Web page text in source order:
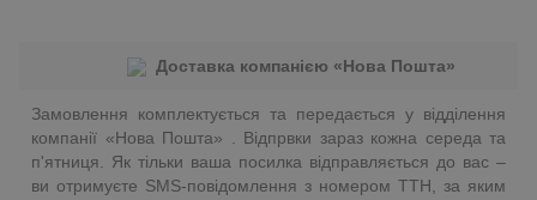
Доставка компанією «Нова Пошта»
Замовлення комплектується та передається у відділення
компанії «Нова Пошта» . Відпрвки зараз кожна середа та
п'ятниця. Як тільки ваша посилка відправляється до вас –
ви отримуєте SMS-повідомлення з номером ТТН, за яким